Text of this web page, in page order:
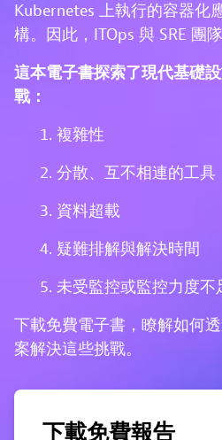
Kubernetes 上執行的容器化
構。因此，ITOps 與 SRE 團
這本電子書探索了現代基礎
戰：
複雜性
分散、互不相連的工具
資料超載
疑難排解與解決時間
未受監控或監控力度不
下載免費電子書，瞭解如何
案解決這些挑戰。
下載免費報告